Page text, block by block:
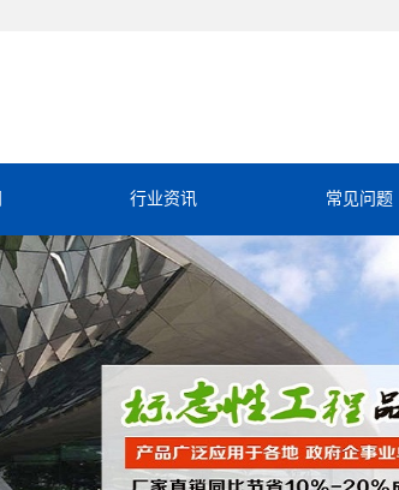
行业资讯 常见问题